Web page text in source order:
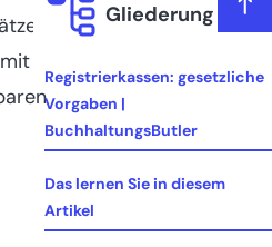
Gliederung
Registrierkassen: gesetzliche
Vorgaben |
BuchhaltungsButler
Das lernen Sie in diesem
Artikel